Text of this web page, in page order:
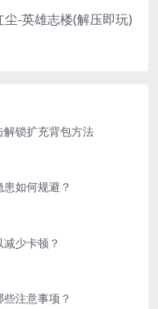
-英雄志楼(解压即玩)
锁扩充背包方法
如何规避？
少卡顿？
注意事项？